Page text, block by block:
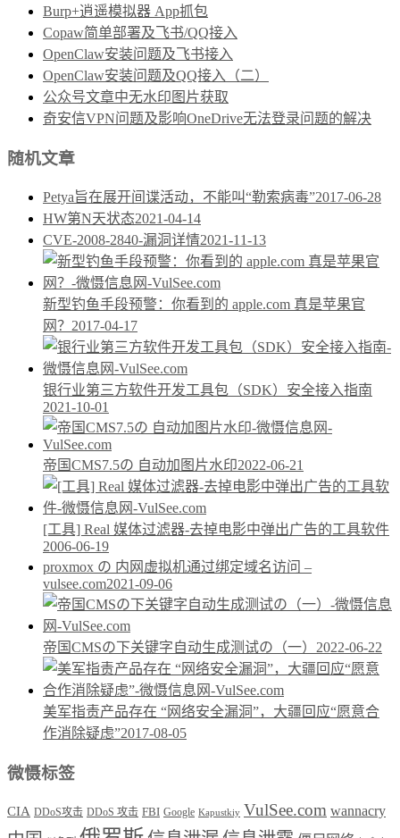
Burp+逍遥模拟器 App抓包
Copaw简单部署及飞书/QQ接入
OpenClaw安装问题及飞书接入
OpenClaw安装问题及QQ接入（二）
公众号文章中无水印图片获取
奇安信VPN问题及影响OneDrive无法登录问题的解决
随机文章
Petya旨在展开间谍活动，不能叫“勒索病毒”2017-06-28
HW第N天状态2021-04-14
CVE-2008-2840-漏洞详情2021-11-13
新型钓鱼手段预警：你看到的 аррӏе.com 真是苹果官
网？ 2017-04-17
银行业第三方软件开发工具包（SDK）安全接入指南
2021-10-01
帝国CMS7.5の 自动加图片水印2022-06-21
[工具] Real 媒体过滤器-去掉电影中弹出广告的工具软件
2006-06-19
proxmox の 内网虚拟机通过绑定域名访问 –
vulsee.com2021-09-06
帝国CMSの下关键字自动生成测试の（一） 2022-06-22
美军指责产品存在 “网络安全漏洞”，大疆回应“愿意合
作消除疑虑”2017-08-05
微慑标签
CIA DDoS攻击 DDoS 攻击 FBI Google Kapustkiy VulSee.com wannacry